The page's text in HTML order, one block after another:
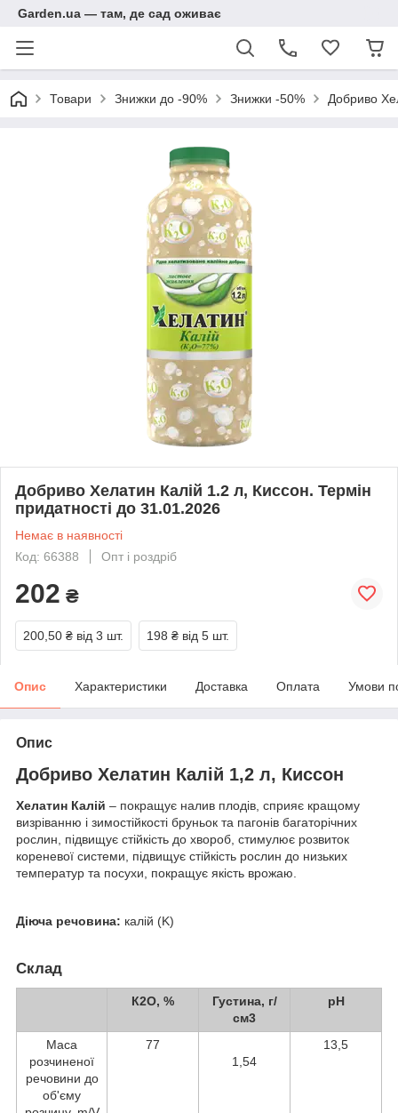
Garden.ua — там, де сад оживає
Товари Знижки до -90% Знижки -50% Добриво
Добриво Хелатин Калій 1.2 л, Киссон. Термін
придатності до 31.01.2026
Немає в наявності
Код: 66388
Опт і роздріб
202 ₴
200,50 ₴ від 3 шт. 198 ₴ від 5 шт.
Опис Характеристики Доставка Оплата Умови
Опис
Добриво Хелатин Калій 1,2 л, Киссон
Хелатин Калій – покращує налив плодів, сприяє кращому
визріванню і зимостійкості бруньок та пагонів багаторічних
рослин, підвищує стійкість до хвороб, стимулює розвиток
кореневої системи, підвищує стійкість рослин до низьких
температур та посухи, покращує якість врожаю.
Діюча речовина: калій (K)
Склад
К2O, %
Густина, г/
см3
pH
Маса
розчиненої
речовини до
об'єму
77
1,54
13,5